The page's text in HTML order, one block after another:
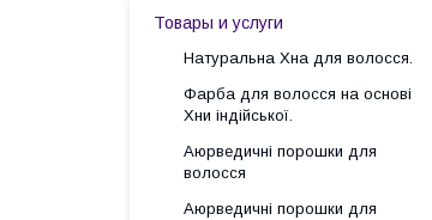
Товары и услуги
Натуральна Хна для волосся.
Фарба для волосся на основі
Хни індійської.
Аюрведичні порошки для
волосся
Аюрведичні порошки для